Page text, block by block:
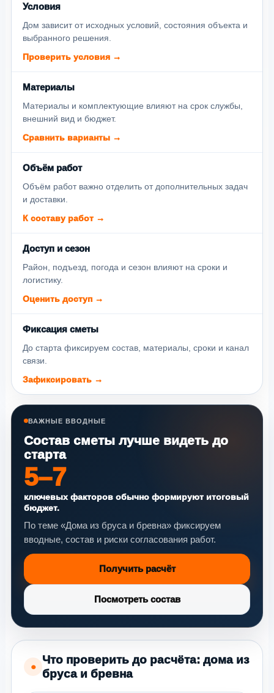
Условия
Дом зависит от исходных условий, состояния объекта и
выбранного решения.
Проверить условия →
Материалы
Материалы и комплектующие влияют на срок службы,
внешний вид и бюджет.
Сравнить варианты →
Объём работ
Объём работ важно отделить от дополнительных задач
и доставки.
К составу работ →
Доступ и сезон
Район, подъезд, погода и сезон влияют на сроки и
логистику.
Оценить доступ →
Фиксация сметы
До старта фиксируем состав, материалы, сроки и канал
связи.
Зафиксировать →
ВАЖНЫЕ ВВОДНЫЕ
Состав сметы лучше видеть до
старта
5–7
ключевых факторов обычно формируют итоговый
бюджет.
По теме «Дома из бруса и бревна» фиксируем
вводные, состав и риски согласования работ.
Получить расчёт
Посмотреть состав
●
Что проверить до расчёта: дома из
бруса и бревна